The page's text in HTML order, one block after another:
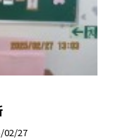
02/27